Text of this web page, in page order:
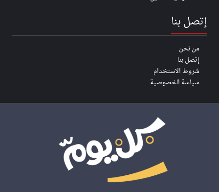
إتصل بنا
من نحن
إتصل بنا
شروط الاستخدام
سياسة الخصوصية